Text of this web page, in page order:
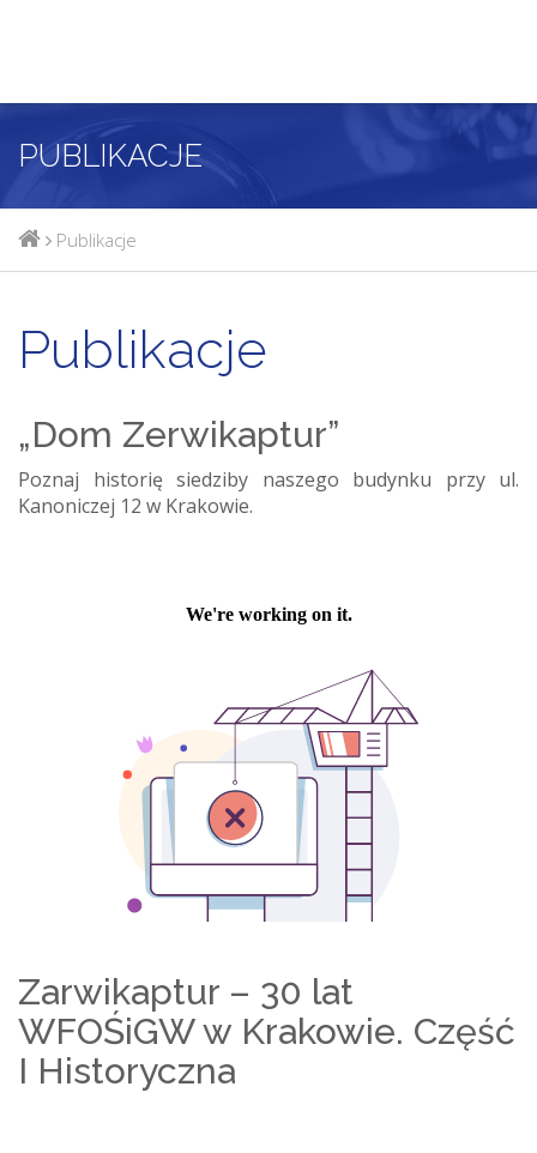
PUBLIKACJE
Publikacje
Publikacje
„Dom Zerwikaptur”
Poznaj historię siedziby naszego budynku przy ul.
Kanoniczej 12 w Krakowie.
Zarwikaptur – 30 lat
WFOŚiGW w Krakowie. Część
I Historyczna